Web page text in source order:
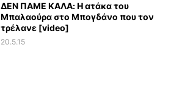
ΔΕΝ ΠΑΜΕ ΚΑΛΑ: Η ατάκα του
Μπαλαούρα στο Μπογδάνο που τον
τρέλανε [video]
20.5.15